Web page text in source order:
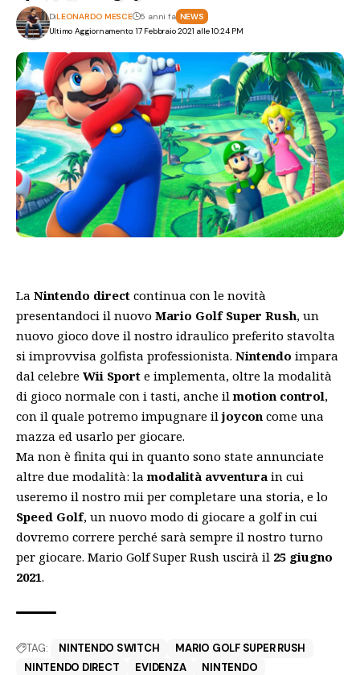
Ultimo Aggiornamento: 17 Febbraio 2021 alle 10:24 PM
DiLEONARDO MESCE 5 anni fa NEWS
La Nintendo direct continua con le novità
presentandoci il nuovo Mario Golf Super Rush, un
nuovo gioco dove il nostro idraulico preferito stavolta
si improvvisa golfista professionista. Nintendo impara
dal celebre Wii Sport e implementa, oltre la modalità
di gioco normale con i tasti, anche il motion control,
con il quale potremo impugnare iljoycon come una
mazza ed usarlo per giocare.
Ma non è finita qui in quanto sono state annunciate
altre due modalità: lamodalità avventura in cui
useremo il nostro mii per completare una storia, e lo
Speed Golf, un nuovo modo di giocare a golf in cui
dovremo correre perché sarà sempre il nostro turno
per giocare. Mario Golf Super Rush uscirà il 25 giugno
2021.
TAG: NINTENDO SWITCH
MARIO GOLF SUPER RUSH
NINTENDO DIRECT
EVIDENZA NINTENDO